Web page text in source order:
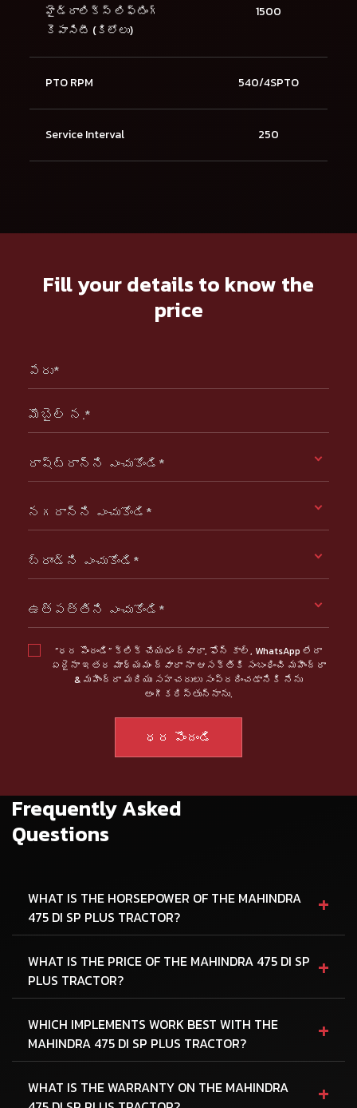
హైడ్రాలిక్స్ లిఫ్టింగ్
కెపాసిటీ (కిలోలు)
1500
PTO RPM 540/4SPTO
Service Interval 250
Fill your details to know the
price
పేరు*
మొబైల్ న.*
రాష్ట్రాన్ని ఎంచుకోండి*
నగరాన్ని ఎంచుకోండి*
బ్రాండ్ని ఎంచుకోండి*
ఉత్పత్తిని ఎంచుకోండి*
“ధర పొందండి” క్లిక్ చేయడం ద్వారా, ఫోన్ కాల్, WhatsApp లేదా
ఏదైనా ఇతర మాధ్యమం ద్వారా నా ఆసక్తికి సంబంధించి మహీంద్రా
& మహీంద్రా మరియు సహచరులు సంప్రదించడానికి నేను
అంగీకరిస్తున్నాను.
Frequently Asked
Questions
WHAT IS THE HORSEPOWER OF THE MAHINDRA
475 DI SP PLUS TRACTOR?
+
WHAT IS THE PRICE OF THE MAHINDRA 475 DI SP
PLUS TRACTOR?
+
WHICH IMPLEMENTS WORK BEST WITH THE
MAHINDRA 475 DI SP PLUS TRACTOR?
+
WHAT IS THE WARRANTY ON THE MAHINDRA
+